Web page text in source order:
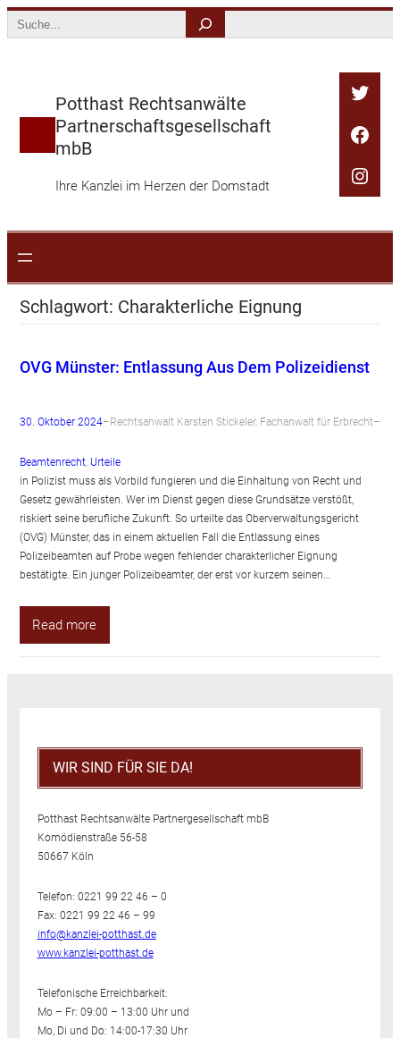
Search
Potthast Rechtsanwälte
Partnerschaftsgesellschaft
mbB
Ihre Kanzlei im Herzen der Domstadt
Schlagwort: Charakterliche Eignung
OVG Münster: Entlassung Aus Dem Polizeidienst
30. Oktober 2024– Rechtsanwalt Karsten Stickeler, Fachanwalt für Erbrecht–
Beamtenrecht, Urteile
in Polizist muss als Vorbild fungieren und die Einhaltung von Recht und
Gesetz gewährleisten. Wer im Dienst gegen diese Grundsätze verstößt,
riskiert seine berufliche Zukunft. So urteilte das Oberverwaltungsgericht
(OVG) Münster, das in einem aktuellen Fall die Entlassung eines
Polizeibeamten auf Probe wegen fehlender charakterlicher Eignung
bestätigte. Ein junger Polizeibeamter, der erst vor kurzem seinen…
Read more
WIR SIND FÜR SIE DA!
Potthast Rechtsanwälte Partnergesellschaft mbB
Komödienstraße 56-58
50667 Köln
Telefon: 0221 99 22 46 – 0
Fax: 0221 99 22 46 – 99
info@kanzlei-potthast.de
www.kanzlei-potthast.de
Telefonische Erreichbarkeit:
Mo – Fr: 09:00 – 13:00 Uhr und
Mo, Di und Do: 14:00-17:30 Uhr